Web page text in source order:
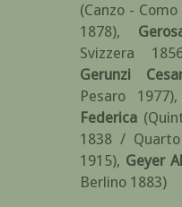
(Canzo -
1878),
Svizzera
Gerunzi
Pesaro 1977),
Federica
1838 /
1915), Geyer
Berlino 1883)